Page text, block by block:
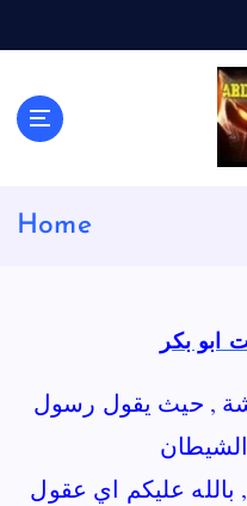
Home
ابو بكر
, حيث يقول رسول
عليكم اي عقول